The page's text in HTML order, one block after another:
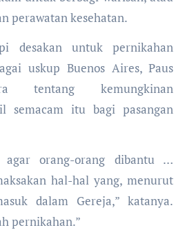
perawatan kesehatan.
desakan untuk pernikahan
uskup Buenos Aires, Paus
tentang kemungkinan
semacam itu bagi pasangan
agar orang-orang dibantu …
hal-hal yang, menurut
dalam Gereja,” katanya.
pernikahan.”